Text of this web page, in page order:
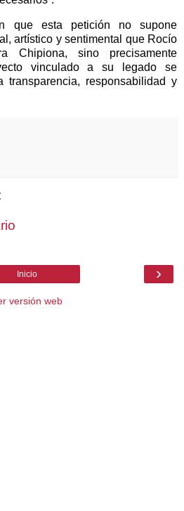
que esta petición no supone
artístico y sentimental que Rocío
Chipiona, sino precisamente
vinculado a su legado se
transparencia, responsabilidad y
›
Inicio
versión web